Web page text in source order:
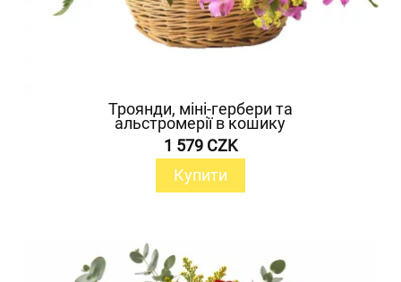
Троянди, міні-гербери та
альстромерії в кошику
1 579 CZK
Купити